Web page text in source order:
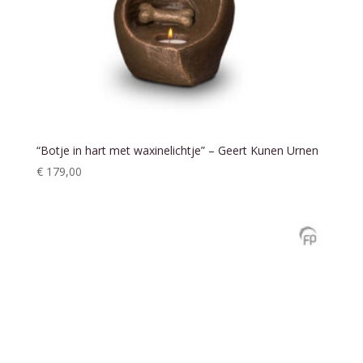
“Botje in hart met waxinelichtje” – Geert Kunen Urnen
€179,00